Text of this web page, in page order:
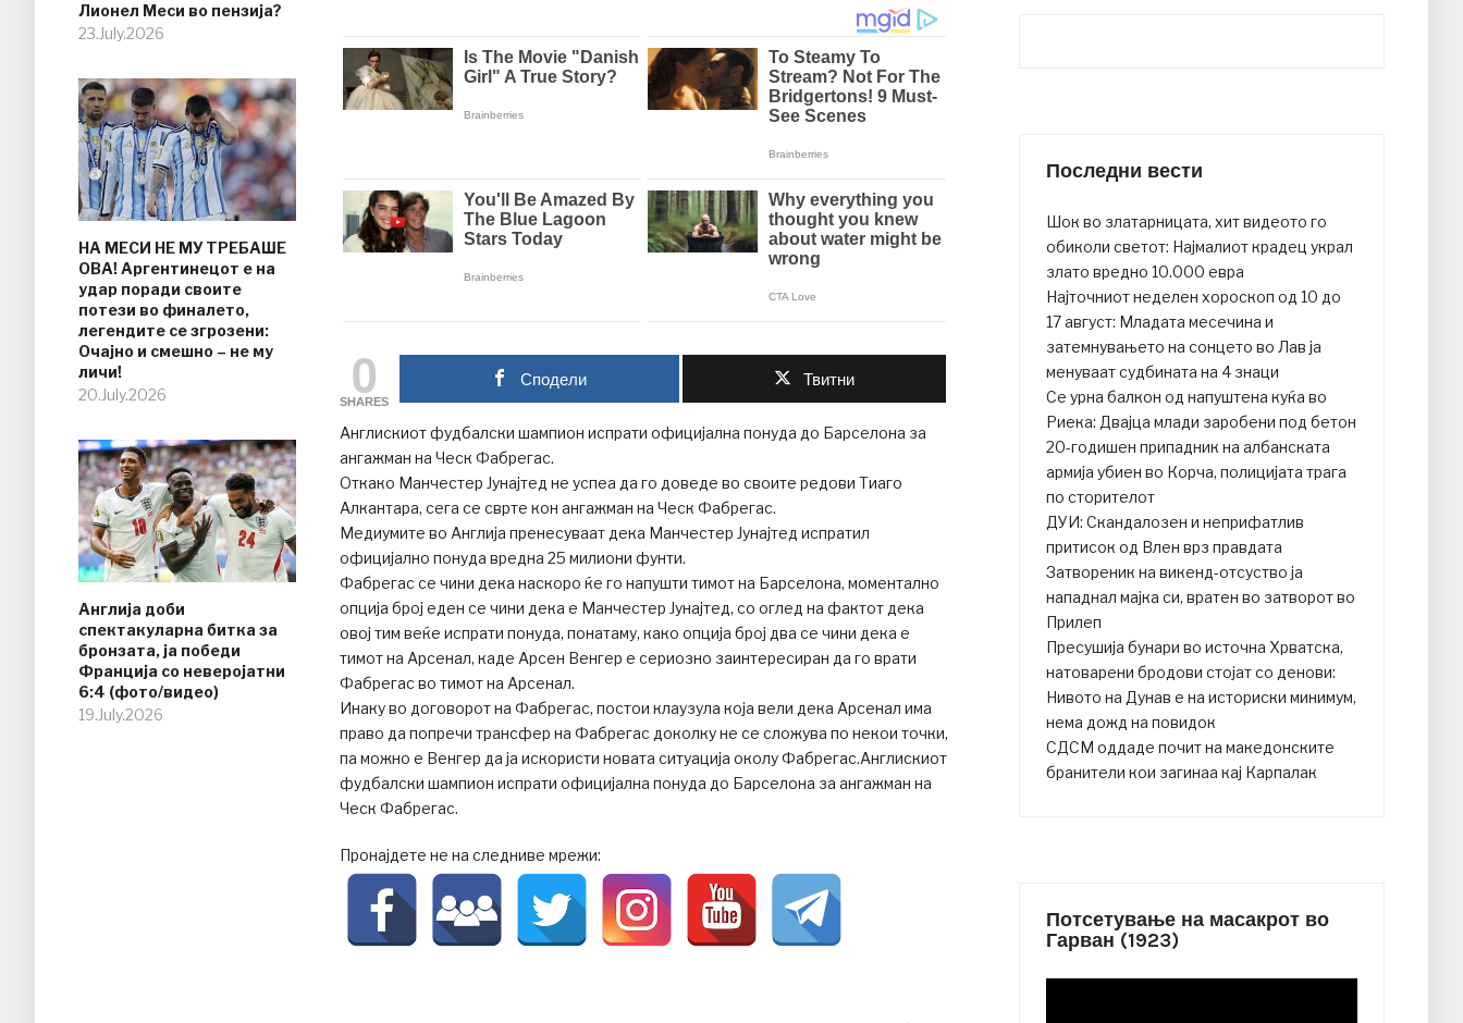
Лионел Меси во пензија?
23.July.2026
НА МЕСИ НЕ МУ ТРЕБАШЕ
ОВА! Аргентинецот е на
удар поради своите
потези во финалето,
легендите се згрозени:
Очајно и смешно – не му
личи!
20.July.2026
Англија доби
спектакуларна битка за
бронзата, ја победи
Франција со неверојатни
6:4 (фото/видео)
19.July.2026
0
SHARES
Сподели Твитни
Англискиот фудбалски шампион испрати официјална понуда до Барселона за
ангажман на Ческ Фабрегас.
Откако Манчестер Јунајтед не успеа да го доведе во своите редови Тиаго
Алкантара, сега се сврте кон ангажман на Ческ Фабрегас.
Медиумите во Англија пренесуваат дека Манчестер Јунајтед испратил
официјално понуда вредна 25 милиони фунти.
Фабрегас се чини дека наскоро ќе го напушти тимот на Барселона, моментално
опција број еден се чини дека е Манчестер Јунајтед, со оглед на фактот дека
овој тим веќе испрати понуда, понатаму, како опција број два се чини дека е
тимот на Арсенал, каде Арсен Венгер е сериозно заинтересиран да го врати
Фабрегас во тимот на Арсенал.
Инаку во договорот на Фабрегас, постои клаузула која вели дека Арсенал има
право да попречи трансфер на Фабрегас доколку не се сложува по некои точки,
па можно е Венгер да ја искористи новата ситуација околу Фабрегас.Англискиот
фудбалски шампион испрати официјална понуда до Барселона за ангажман на
Ческ Фабрегас.
Пронајдете не на следниве мрежи:
Последни вести
Шок во златарницата, хит видеото го
обиколи светот: Најмалиот крадец украл
злато вредно 10.000 евра
Најточниот неделен хороскоп од 10 до
17 август: Младата месечина и
затемнувањето на сонцето во Лав ја
менуваат судбината на 4 знаци
Се урна балкон од напуштена куќа во
Риека: Двајца млади заробени под бетон
20-годишен припадник на албанската
армија убиен во Корча, полицијата трага
по сторителот
ДУИ: Скандалозен и неприфатлив
притисок од Влен врз правдата
Затвореник на викенд-отсуство ја
нападнал мајка си, вратен во затворот во
Прилеп
Пресушија бунари во источна Хрватска,
натоварени бродови стојат со денови:
Нивото на Дунав е на историски минимум,
нема дожд на повидок
СДСМ оддаде почит на македонските
бранители кои загинаа кај Карпалак
Потсетување на масакрот во
Гарван (1923)